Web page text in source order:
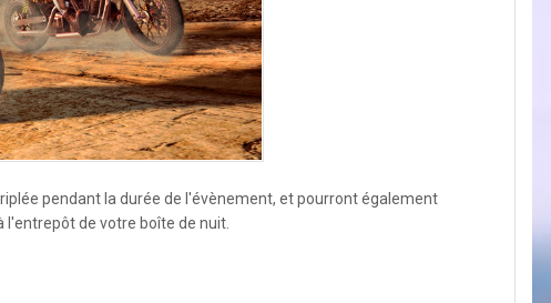
pendant la durée de l'évènement, et pourront également
de votre boîte de nuit.